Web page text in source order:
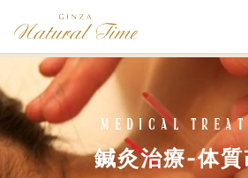
Medical
鍼灸治療-体